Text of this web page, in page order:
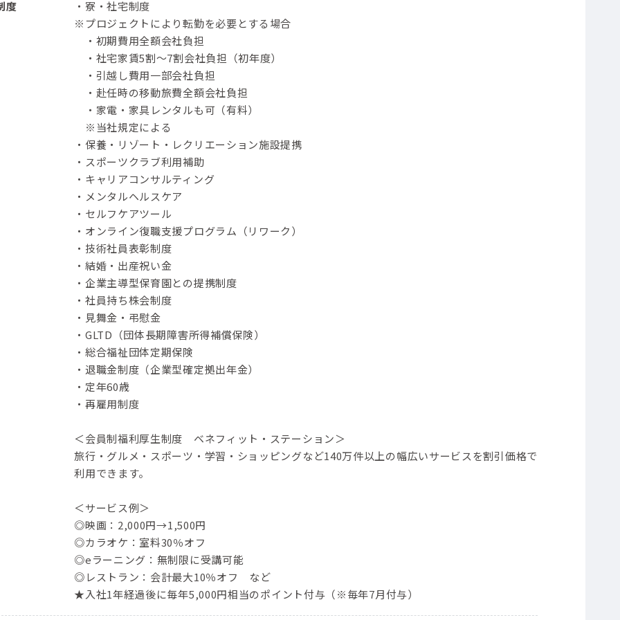
度
・寮・社宅制度
※プロジェクトにより転勤を必要とする場合
・初期費用全額会社負担
・社宅家賃5割～7割会社負担（初年度）
・引越し費用一部会社負担
・赴任時の移動旅費全額会社負担
・家電・家具レンタルも可（有料）
※当社規定による
・保養・リゾート・レクリエーション施設提携
・スポーツクラブ利用補助
・キャリアコンサルティング
・メンタルヘルスケア
・セルフケアツール
・オンライン復職支援プログラム（リワーク）
・技術社員表彰制度
・結婚・出産祝い金
・企業主導型保育園との提携制度
・社員持ち株会制度
・見舞金・弔慰金
・GLTD（団体長期障害所得補償保険）
・総合福祉団体定期保険
・退職金制度（企業型確定拠出年金）
・定年60歳
・再雇用制度
＜会員制福利厚生制度 ベネフィット・ステーション＞
旅行・グルメ・スポーツ・学習・ショッピングなど140万件以上の幅広いサービスを割引価格で
利用できます。
＜サービス例＞
◎映画：2,000円→1,500円
◎カラオケ：室料30％オフ
◎eラーニング：無制限に受講可能
◎レストラン：会計最大10％オフ など
★入社1年経過後に毎年5,000円相当のポイント付与（※毎年7月付与）